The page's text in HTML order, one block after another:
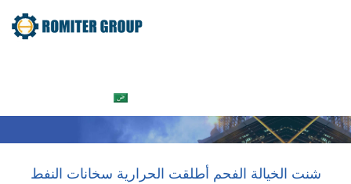
شنت الخيالة الفحم أطلقت الحرارية سخانات النفط